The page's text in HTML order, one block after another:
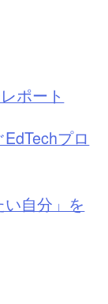
ポート
プロ
自分」を